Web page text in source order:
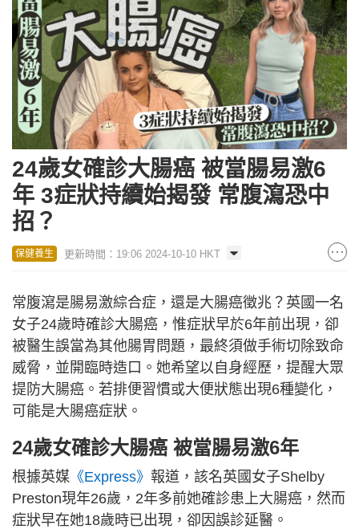
24歲女確診大腸癌 被當腸易激6
年 3症狀持續始揭發 常腹瀉恐中
招？
保健養生 更新時間：19:06 2024-10-10 HKT
常腹瀉是腸易激綜合症，還是大腸癌徵兆？英國一名
女子24歲時確診大腸癌，惟症狀早於6年前出現，卻
被醫生誤當為其他腸胃問題，最終須做手術切除致命
威脅，並開臨時造口。她希望以自身經歷，提醒大眾
提防大腸癌。若排便習慣或大便狀態出現6種變化，
可能是大腸癌症狀。
24歲女確診大腸癌 被當腸易激6年
根據英媒 《Express》 報道，該名英國女子Shelby
Preston現年26歲，2年多前她確診患上大腸癌，然而
症狀早在她18歲時已出現，卻因誤診延醫。